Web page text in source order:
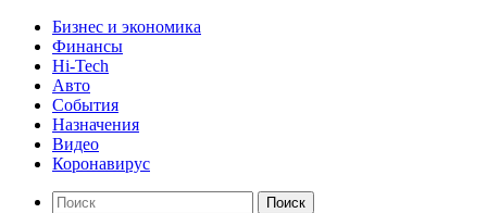
Бизнес и экономика
Финансы
Hi-Tech
Авто
События
Назначения
Видео
Коронавирус
Поиск